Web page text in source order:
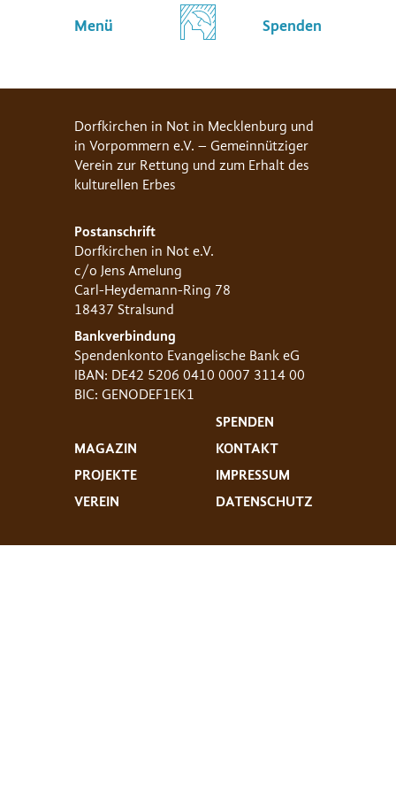
Menü Spenden
Dorfkirchen in Not in Mecklenburg und
in Vorpommern e.V. – Gemeinnütziger
Verein zur Rettung und zum Erhalt des
kulturellen Erbes
Postanschrift
Dorfkirchen in Not e.V.
c/o Jens Amelung
Carl-Heydemann-Ring 78
18437 Stralsund
Bankverbindung
Spendenkonto Evangelische Bank eG
IBAN: DE42 5206 0410 0007 3114 00
BIC: GENODEF1EK1
MAGAZIN
PROJEKTE
VEREIN
SPENDEN
KONTAKT
IMPRESSUM
DATENSCHUTZ